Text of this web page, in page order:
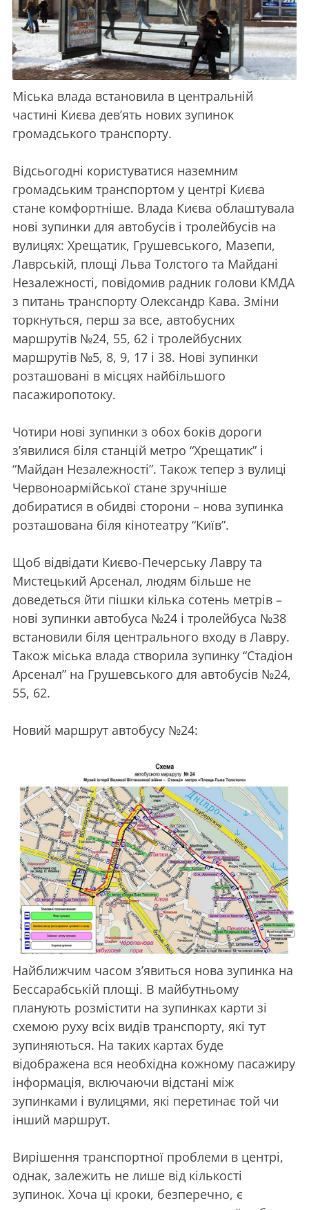
Міська влада встановила в центральній
частині Києва дев’ять нових зупинок
громадського транспорту.
Відсьогодні користуватися наземним
громадським транспортом у центрі Києва
стане комфортніше. Влада Києва облаштувала
нові зупинки для автобусів і тролейбусів на
вулицях: Хрещатик, Грушевського, Мазепи,
Лаврській, площі Льва Толстого та Майдані
Незалежності, повідомив радник голови КМДА
з питань транспорту Олександр Кава. Зміни
торкнуться, перш за все, автобусних
маршрутів №24, 55, 62 і тролейбусних
маршрутів №5, 8, 9, 17 і 38. Нові зупинки
розташовані в місцях найбільшого
пасажиропотоку.
Чотири нові зупинки з обох боків дороги
з’явилися біля станцій метро “Хрещатик” і
“Майдан Незалежності”. Також тепер з вулиці
Червоноармійської стане зручніше
добиратися в обидві сторони – нова зупинка
розташована біля кінотеатру “Київ”.
Щоб відвідати Києво-Печерську Лавру та
Мистецький Арсенал, людям більше не
доведеться йти пішки кілька сотень метрів –
нові зупинки автобуса №24 і тролейбуса №38
встановили біля центрального входу в Лавру.
Також міська влада створила зупинку “Стадіон
Арсенал” на Грушевського для автобусів №24,
55, 62.
Новий маршрут автобусу №24:
Найближчим часом з’явиться нова зупинка на
Бессарабській площі. В майбутньому
планують розмістити на зупинках карти зі
схемою руху всіх видів транспорту, які тут
зупиняються. На таких картах буде
відображена вся необхідна кожному пасажиру
інформація, включаючи відстані між
зупинками і вулицями, які перетинає той чи
інший маршрут.
Вирішення транспортної проблеми в центрі,
однак, залежить не лише від кількості
зупинок. Хоча ці кроки, безперечно, є